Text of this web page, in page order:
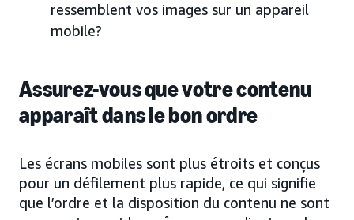
ressemblent vos images sur un appareil
mobile?
Assurez-vous que votre contenu
apparaît dans le bon ordre
Les écrans mobiles sont plus étroits et conçus
pour un défilement plus rapide, ce qui signifie
que l’ordre et la disposition du contenu ne sont